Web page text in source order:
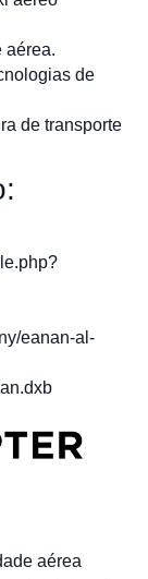
aérea.
de
de transporte
eanan-al-
aérea